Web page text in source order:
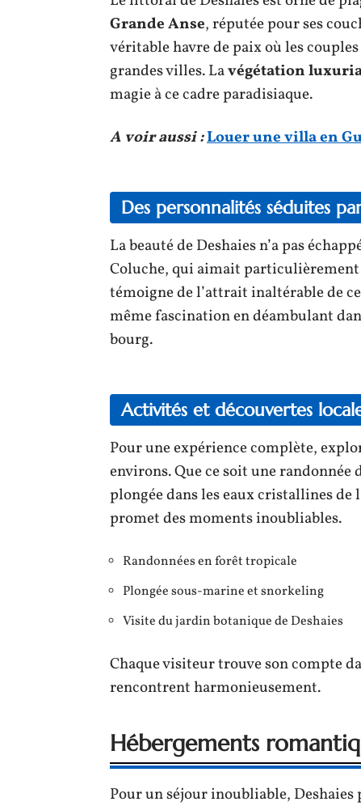
Grande Anse, réputée pour ses
véritable havre de paix où les
grandes villes. Lavégétation
magie à ce cadre paradisiaque.
A voir aussi :Louer une villa en
Des personnalités séduites
La beauté de Deshaies n’a pas
Coluche, qui aimait particulièrement
témoigne de l’attrait inaltérable de
même fascination en déambulant
bourg.
Activités et découvertes
Pour une expérience complète,
environs. Que ce soit une randonnée
plongée dans les eaux cristallines de
promet des moments inoubliables.
Randonnées en forêt tropicale
Plongée sous-marine et snorkeling
Visite du jardin botanique de Deshaies
Chaque visiteur trouve son compte
rencontrent harmonieusement.
Hébergements
Pour un séjour inoubliable, Deshaies